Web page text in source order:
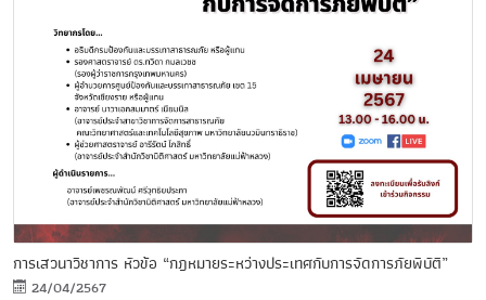
การเสวนาวิชาการ หัวข้อ “กฎหมายระหว่างประเทศกับการจัดการภัยพิบัติ”
24/04/2567